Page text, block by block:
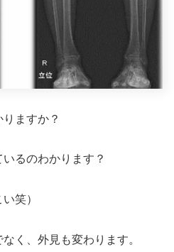
ますか？
るのわかります？
笑）
く、外見も変わります。